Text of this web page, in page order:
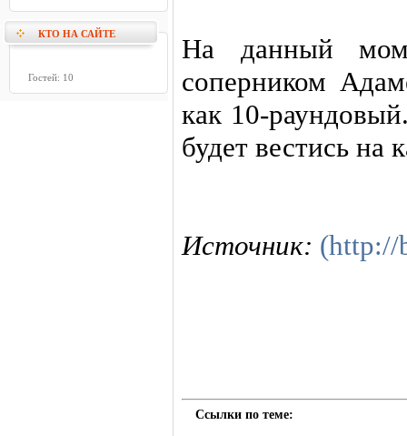
КТО НА САЙТЕ
Гостей: 10
На данный
соперником
как 10-
будет вестись на
Источник: (http://
Ссылки по теме: